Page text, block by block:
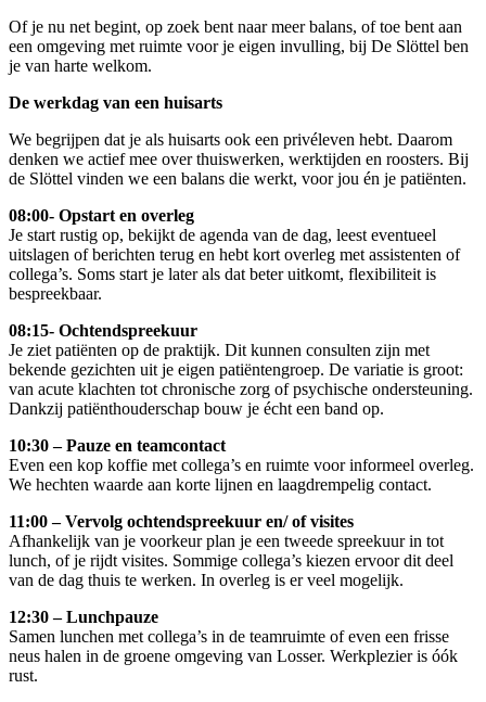
Of je nu net begint, op zoek bent naar meer balans, of toe bent aan
een omgeving met ruimte voor je eigen invulling, bij De Slöttel ben
je van harte welkom.
De werkdag van een huisarts
We begrijpen dat je als huisarts ook een privéleven hebt. Daarom
denken we actief mee over thuiswerken, werktijden en roosters. Bij
de Slöttel vinden we een balans die werkt, voor jou én je patiënten.
08:00- Opstart en overleg
Je start rustig op, bekijkt de agenda van de dag, leest eventueel
uitslagen of berichten terug en hebt kort overleg met assistenten of
collega’s. Soms start je later als dat beter uitkomt, flexibiliteit is
bespreekbaar.
08:15- Ochtendspreekuur
Je ziet patiënten op de praktijk. Dit kunnen consulten zijn met
bekende gezichten uit je eigen patiëntengroep. De variatie is groot:
van acute klachten tot chronische zorg of psychische ondersteuning.
Dankzij patiënthouderschap bouw je écht een band op.
10:30 –Pauze en teamcontact
Even een kop koffie met collega’s en ruimte voor informeel overleg.
We hechten waarde aan korte lijnen en laagdrempelig contact.
11:00 –Vervolg ochtendspreekuur en/ of visites
Afhankelijk van je voorkeur plan je een tweede spreekuur in tot
lunch, of je rijdt visites. Sommige collega’s kiezen ervoor dit deel
van de dag thuis te werken. In overleg is er veel mogelijk.
12:30 –Lunchpauze
Samen lunchen met collega’s in de teamruimte of even een frisse
neus halen in de groene omgeving van Losser. Werkplezier is óók
rust.